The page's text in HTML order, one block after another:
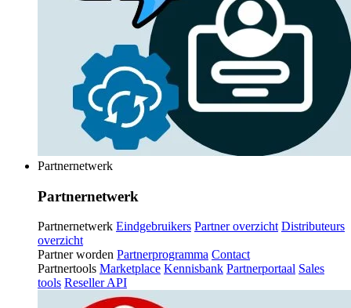
Partnernetwerk
Partnernetwerk
Partnernetwerk Eindgebruikers Partner overzicht Distributeurs
overzicht
Partner worden Partnerprogramma Contact
Partnertools Marketplace Kennisbank Partnerportaal Sales
tools Reseller API